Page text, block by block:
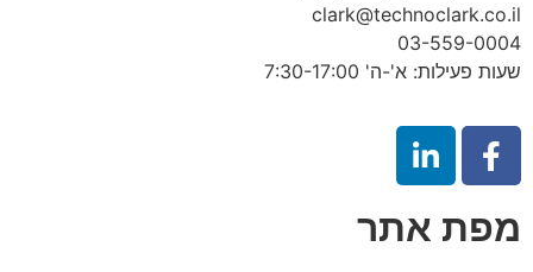
clark@technoclark.co.il
03-559-0004
שעות פעילות: א'-ה' 7:30-17:00
מפת אתר